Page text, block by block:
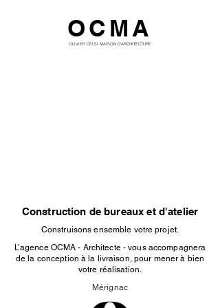
OCMA
OLIVIER CELSI MAISON D'ARCHITECTURE
Construction de bureaux et d'atelier
Construisons ensemble votre projet.
L’agence OCMA - Architecte - vous accompagnera
de la conception à la livraison, pour mener à bien
votre réalisation.
Mérignac